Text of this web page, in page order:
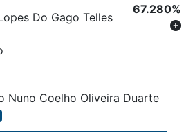
Do Gago Telles
67.280%
Nuno Coelho Oliveira Duarte